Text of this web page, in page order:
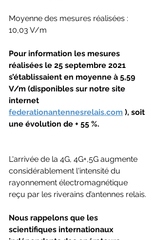
Moyenne des mesures réalisées :
10,03 V/m
Pour information les mesures
réalisées le 25 septembre 2021
s’établissaient en moyenne à 5,59
V/m (disponibles sur notre site
internet
federationantennesrelais.com ), soit
une évolution de + 55 %.
L'arrivée de la 4G, 4G+,5G augmente
considérablement l'intensité du
rayonnement électromagnétique
reçu par les riverains d’antennes relais.
Nous rappelons que les
scientifiques internationaux